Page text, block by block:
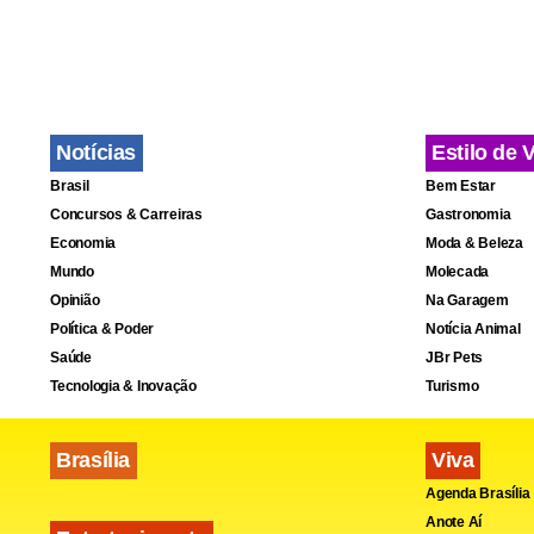
Ao todo,
14.614
doença.
Notícias
Brasil
Concursos & Carreiras
Economia
Mundo
Opinião
Política & Poder
Saúde
Tecnologia & Inovação
Brasília
Estilo de
Bem Estar
Gastronomia
Moda & Beleza
Molecada
Na Garagem
Notícia Animal
JBr Pets
Turismo
Viva
Agenda Brasília
Anote Aí